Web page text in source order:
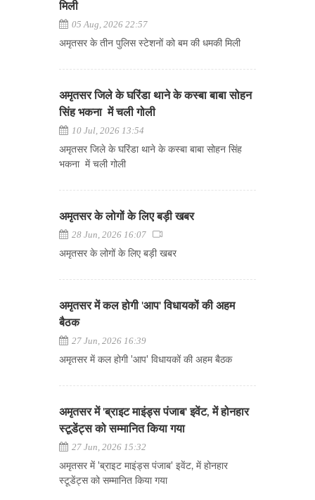
मिली
05 Aug, 2026 22:57
अमृतसर के तीन पुलिस स्टेशनों को बम की धमकी मिली
अमृतसर जिले के घरिंडा थाने के कस्बा बाबा सोहन
सिंह भकना में चली गोली
10 Jul, 2026 13:54
अमृतसर जिले के घरिंडा थाने के कस्बा बाबा सोहन सिंह
भकना में चली गोली
अमृतसर के लोगों के लिए बड़ी खबर
28 Jun, 2026 16:07
अमृतसर के लोगों के लिए बड़ी खबर
अमृतसर में कल होगी 'आप' विधायकों की अहम
बैठक
27 Jun, 2026 16:39
अमृतसर में कल होगी 'आप' विधायकों की अहम बैठक
अमृतसर में 'ब्राइट माइंड्स पंजाब' इवेंट, में होनहार
स्टूडेंट्स को सम्मानित किया गया
27 Jun, 2026 15:32
अमृतसर में 'ब्राइट माइंड्स पंजाब' इवेंट, में होनहार
स्टूडेंट्स को सम्मानित किया गया